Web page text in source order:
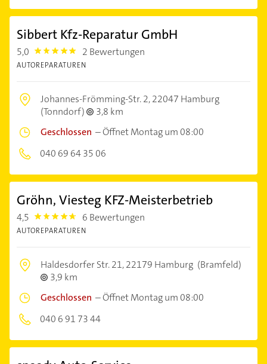
Sibbert Kfz-Reparatur GmbH
5,0 5.0 2 Bewertungen
AUTOREPARATUREN
Johannes-Frömming-Str. 2,22047 Hamburg
(Tonndorf)
3,8 km
Geschlossen –Öffnet Montag um 08:00
040 69 64 35 06
Gröhn, Viesteg KFZ-Meisterbetrieb
4,5 4.5 6 Bewertungen
AUTOREPARATUREN
Haldesdorfer Str. 21,22179 Hamburg (Bramfeld)
3,9 km
Geschlossen –Öffnet Montag um 08:00
040 6 91 73 44